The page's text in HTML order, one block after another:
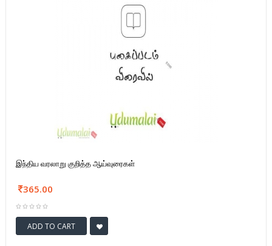
இந்திய வரலாறு குறித்த ஆய்வுரைகள்
365.00
ADD TO CART